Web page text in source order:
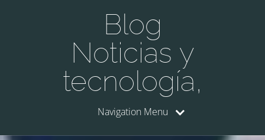
Blog
Noticias y
tecnología,
Navigation Menu